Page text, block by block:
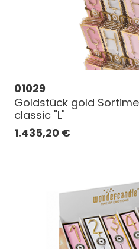
01029
Goldstück gold
classic "L"
1.435,20 €